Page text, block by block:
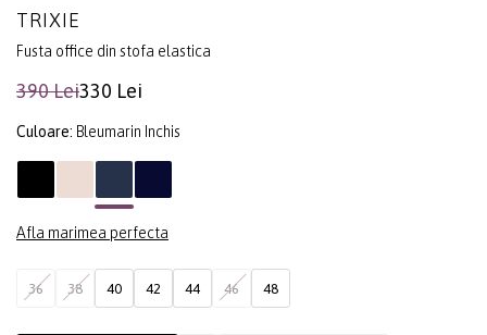
TRIXIE
Fusta office din stofa elastica
390 Lei330 Lei
Culoare: Bleumarin Inchis
Afla marimea perfecta
36 38 40 42 44 46 48